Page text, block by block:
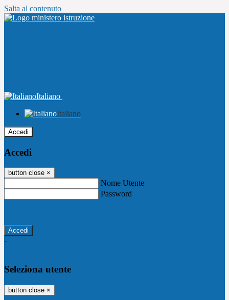
Salta al contenuto
Italiano
Italiano
Accedi
Accedi
button close ×
Nome Utente
Password
-
Seleziona utente
button close ×